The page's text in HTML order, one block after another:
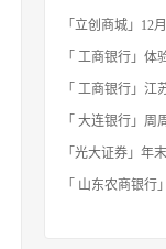
「立创商城」12
「 工商银行」
「 工商银行」江
「 大连银行」周
「光大证券」年
「 山东农商银